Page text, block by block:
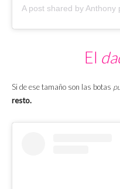
A post shared by
El
Si de ese tamaño son las botas
resto.